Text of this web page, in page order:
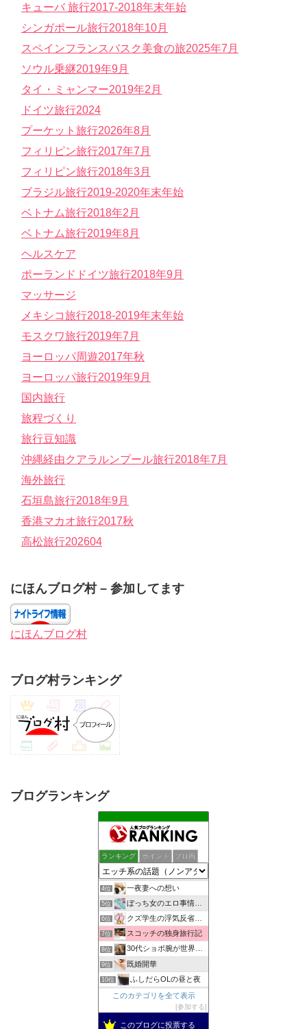
キューバ 旅行2017-2018年末年始
シンガポール旅行2018年10月
スペインフランスバスク美食の旅2025年7月
ソウル乗継2019年9月
タイ・ミャンマー2019年2月
ドイツ旅行2024
プーケット旅行2026年8月
フィリピン旅行2017年7月
フィリピン旅行2018年3月
ブラジル旅行2019-2020年末年始
ベトナム旅行2018年2月
ベトナム旅行2019年8月
ヘルスケア
ポーランドドイツ旅行2018年9月
マッサージ
メキシコ旅行2018-2019年末年始
モスクワ旅行2019年7月
ヨーロッパ周遊2017年秋
ヨーロッパ旅行2019年9月
国内旅行
旅程づくり
旅行豆知識
沖縄経由クアラルンプール旅行2018年7月
海外旅行
石垣島旅行2018年9月
香港マカオ旅行2017秋
高松旅行202604
にほんブログ村 – 参加してます
にほんブログ村
ブログ村ランキング
ブログランキング
ランキング ポイント ブロ画
助平半生記
2位 しっぽの練習帳
3位 女子スポーツジャーナル
4位 一夜妻への想い
5位 ぼっち女のエロ事情 一人エッチをとことん楽しむアダルトブログ
6位 クズ学生の浮気反省日記
7位 スコッチの独身旅行記
8位 30代ショボ腕が世界でナンパとフウゾクを楽しむブログ
9位 既婚開華
10位 ふしだらOLの昼と夜
11位 出会い無料検索
男の性体験告白Blog
13位 自慰依存症OLのオナニー体験告白ブログ
このカテゴリを全て表示
参加する
このブログに投票する